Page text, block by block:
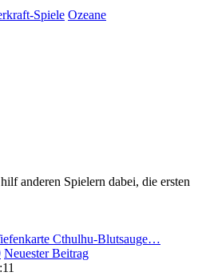
Spiele Ozeane
anderen Spielern dabei, die ersten
Cthulhu-Blutsauge…
Neuester Beitrag